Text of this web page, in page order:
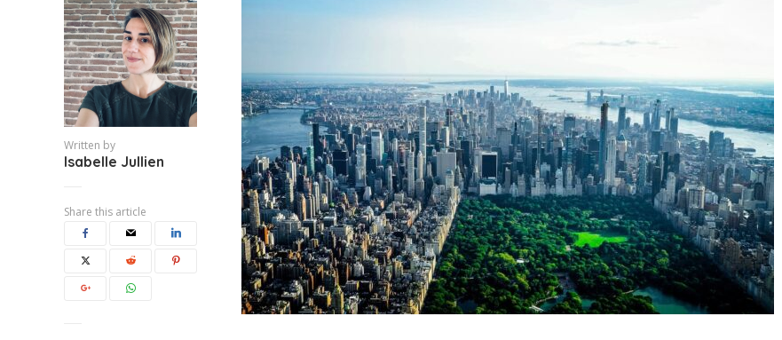
Written by
Isabelle Jullien
Share this article